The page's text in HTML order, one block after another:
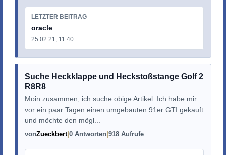
LETZTER BEITRAG
oracle
25.02.21, 11:40
Suche Heckklappe und Heckstoßstange Golf 2
R8R8
Moin zusammen, ich suche obige Artikel. Ich habe mir
vor ein paar Tagen einen umgebauten 91er GTI gekauft
und möchte den mögl...
vonZueckbert 0 Antworten 918 Aufrufe